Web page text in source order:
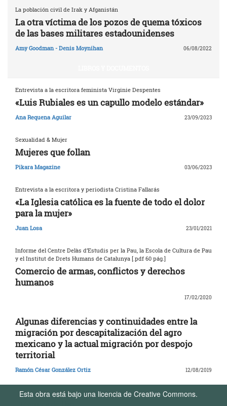
La población civil de Irak y Afganistán
La otra víctima de los pozos de quema tóxicos
de las bases militares estadounidenses
Amy Goodman - Denis Moynihan 06/08/2022
Entrevista a la escritora feminista Virginie Despentes
«Luis Rubiales es un capullo modelo estándar»
Ana Requena Aguilar 23/09/2023
Sexualidad & Mujer
Mujeres que follan
Pikara Magazine 03/06/2023
Entrevista a la escritora y periodista Cristina Fallarás
«La Iglesia católica es la fuente de todo el dolor
para la mujer»
Juan Losa 23/01/2021
Informe del Centre Delàs d’Estudis per la Pau, la Escola de Cultura de Pau
y el Institut de Drets Humans de Catalunya [.pdf 60 pág.]
Comercio de armas, conflictos y derechos
humanos
17/02/2020
Algunas diferencias y continuidades entre la
migración por descapitalización del agro
mexicano y la actual migración por despojo
territorial
Ramón César González Ortiz 12/08/2019
Esta obra está bajo una licencia de Creative Commons.